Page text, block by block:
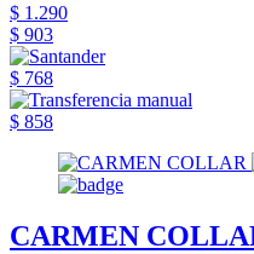
$ 1.290
$ 903
$ 768
$ 858
CARMEN